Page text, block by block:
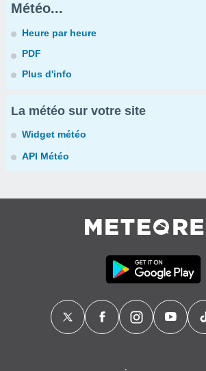
Météo...
Heure par heure
PDF
Plus d'info
La météo sur votre site
Widget météo
API Météo